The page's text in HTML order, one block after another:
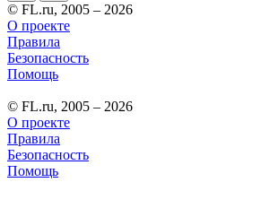
© FL.ru, 2005 – 2026
О проекте
Правила
Безопасность
Помощь
© FL.ru, 2005 – 2026
О проекте
Правила
Безопасность
Помощь